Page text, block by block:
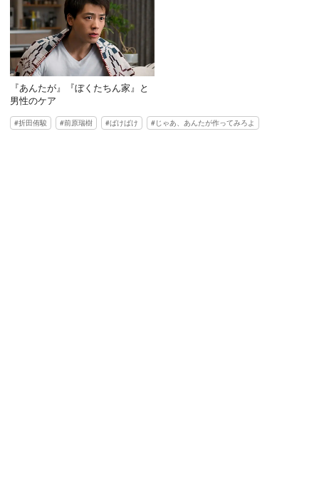
『あんたが』『ぼくたちん家』と
男性のケア
折田侑駿 前原瑞樹 ばけばけ じゃあ、あんたが作ってみろよ